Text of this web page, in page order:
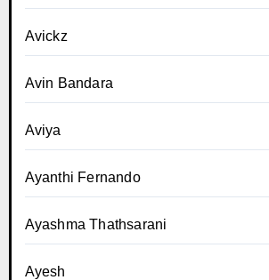
Avickz
Avin Bandara
Aviya
Ayanthi Fernando
Ayashma Thathsarani
Ayesh